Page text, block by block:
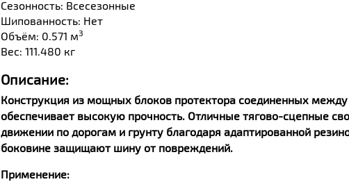
Сезонность: Всесезонные
Шипованность: Нет
Объём: 0.571 м3
Вес: 111.480 кг
Описание:
Конструкция из мощных блоков протектора соединенных
обеспечивает высокую прочность. Отличные тягово-сцепные
движении по дорогам и грунту благодаря адаптированной
боковине защищают шину от повреждений.
Применение: